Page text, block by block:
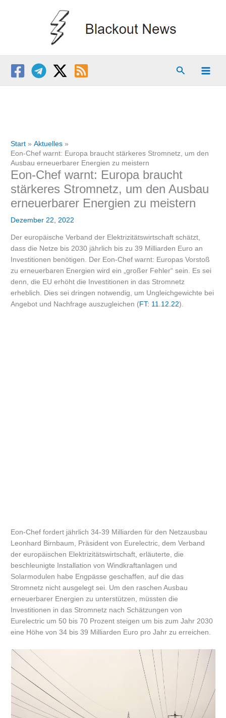
Suchen
Start
Aktuelles
Eon-Chef warnt: Europa braucht stärkeres Stromnetz, um den
Ausbau erneuerbarer Energien zu meistern
Eon-Chef warnt: Europa braucht
stärkeres Stromnetz, um den Ausbau
erneuerbarer Energien zu meistern
Dezember 22, 2022
Der europäische Verband der Elektrizitätswirtschaft schätzt,
dass die Netze bis 2030 jährlich bis zu 39 Milliarden Euro an
Investitionen benötigen. Der Eon-Chef warnt: Europas Vorstoß
zu erneuerbaren Energien wird ein „großer Fehler“ sein. Es sei
denn, die EU erhöht die Investitionen in das Stromnetz
erheblich. Dies sei dringen notwendig, um Ungleichgewichte bei
Angebot und Nachfrage auszugleichen (FT: 11.12.22).
Eon-Chef fordert jährlich 34-39 Milliarden für den Netzausbau
Leonhard Birnbaum, Präsident von Eurelectric, dem Verband
der europäischen Elektrizitätswirtschaft, erläuterte, die
beschleunigte Installation von Windkraftanlagen und
Solarmodulen habe Engpässe geschaffen, auf die das
Stromnetz nicht ausgelegt sei. Um den raschen Ausbau
erneuerbarer Energien zu unterstützen, müssten die
Investitionen in das Stromnetz nach Schätzungen von
Eurelectric um 50 bis 70 Prozent steigen um bis zum Jahr 2030
eine Höhe von 34 bis 39 Milliarden Euro pro Jahr zu erreichen.